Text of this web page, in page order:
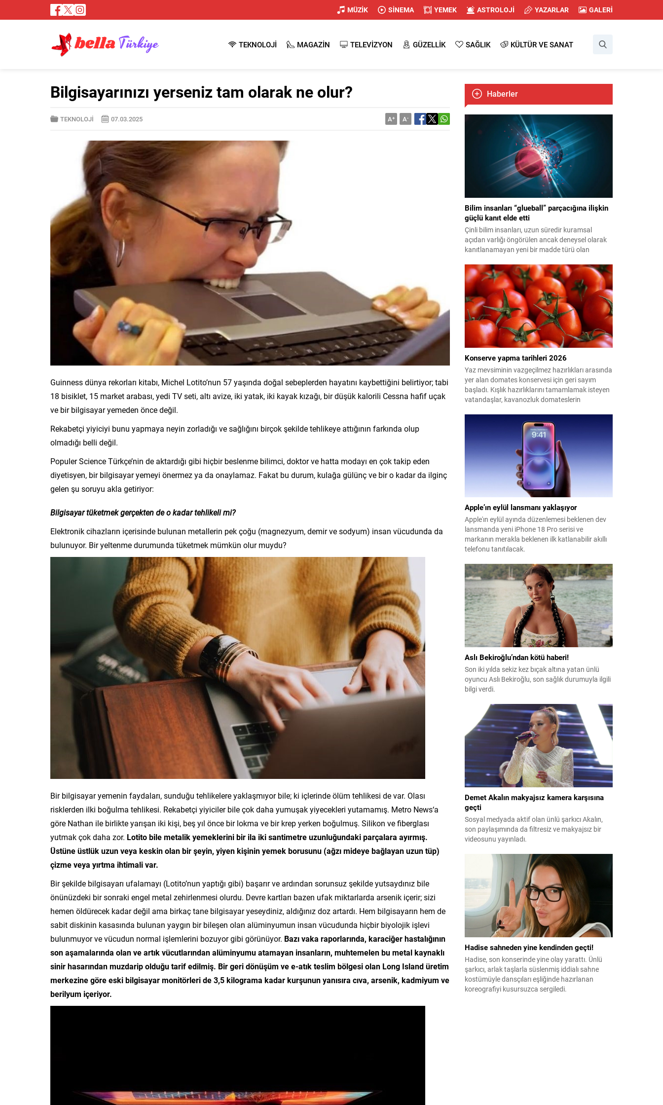
MÜZİK SİNEMA YEMEK ASTROLOJİ YAZARLAR GALERİ
TEKNOLOJİ MAGAZİN TELEVİZYON GÜZELLİK SAĞLIK KÜLTÜR VE SANAT
Bilgisayarınızı yerseniz tam olarak ne olur?
TEKNOLOJİ 07.03.2025 A+ A-
Guinness dünya rekorları kitabı, Michel Lotito’nun 57 yaşında doğal sebeplerden hayatını kaybettiğini belirtiyor; tabi
18 bisiklet, 15 market arabası, yedi TV seti, altı avize, iki yatak, iki kayak kızağı, bir düşük kalorili Cessna hafif uçak
ve bir bilgisayar yemeden önce değil.
Rekabetçi yiyiciyi bunu yapmaya neyin zorladığı ve sağlığını birçok şekilde tehlikeye attığının farkında olup
olmadığı belli değil.
Populer Science Türkçe’nin de aktardığı gibi hiçbir beslenme bilimci, doktor ve hatta modayı en çok takip eden
diyetisyen, bir bilgisayar yemeyi önermez ya da onaylamaz. Fakat bu durum, kulağa gülünç ve bir o kadar da ilginç
gelen şu soruyu akla getiriyor:
Bilgisayar tüketmek gerçekten de o kadar tehlikeli mi?
Elektronik cihazların içerisinde bulunan metallerin pek çoğu (magnezyum, demir ve sodyum) insan vücudunda da
bulunuyor. Bir yeltenme durumunda tüketmek mümkün olur muydu?
Bir bilgisayar yemenin faydaları, sunduğu tehlikelere yaklaşmıyor bile; ki içlerinde ölüm tehlikesi de var. Olası
risklerden ilki boğulma tehlikesi. Rekabetçi yiyiciler bile çok daha yumuşak yiyecekleri yutamamış. Metro News‘a
göre Nathan ile birlikte yarışan iki kişi, beş yıl önce bir lokma ve bir krep yerken boğulmuş. Silikon ve fiberglası
yutmak çok daha zor. Lotito bile metalik yemeklerini bir ila iki santimetre uzunluğundaki parçalara ayırmış.
Üstüne üstlük uzun veya keskin olan bir şeyin, yiyen kişinin yemek borusunu (ağzı mideye bağlayan uzun tüp)
çizme veya yırtma ihtimali var.
Bir şekilde bilgisayarı ufalamayı (Lotito’nun yaptığı gibi) başarır ve ardından sorunsuz şekilde yutsaydınız bile
önünüzdeki birsonraki engel metal zehirlenmesi olurdu. Devre kartları bazen ufak miktarlarda arsenik içerir; sizi
hemen öldürecek kadar değil ama birkaç tane bilgisayar yeseydiniz, aldığınız doz artardı. Hem bilgisayarın hem de
sabit diskinin kasasında bulunan yaygın bir bileşen olan alüminyumun insan vücudunda hiçbir biyolojik işlevi
bulunmuyor ve vücudun normal işlemlerini bozuyor gibi görünüyor. Bazı vaka raporlarında, karaciğer hastalığının
son aşamalarında olan ve artık vücutlarından alüminyumu atamayan insanların, muhtemelen bu metal kaynaklı
sinir hasarından muzdarip olduğu tarif edilmiş. Bir geri dönüşüm ve e-atık teslim bölgesi olan Long Island üretim
merkezine göre eski bilgisayar monitörleri de 3,5 kilograma kadar kurşunun yanısıra cıva, arsenik, kadmiyum ve
berilyum içeriyor.
Haberler
Bilim insanları “glueball” parçacığına ilişkin
güçlü kanıt elde etti
Çinli bilim insanları, uzun süredir kuramsal
açıdan varlığı öngörülen ancak deneysel olarak
kanıtlanamayan yeni bir madde türü olan
kanıt elde etti.
Konserve yapma tarihleri 2026
Yaz mevsiminin vazgeçilmez hazırlıkları arasında
yer alan domates konservesi için geri sayım
başladı. Kışlık hazırlıklarını tamamlamak isteyen
vatandaşlar, kavanozluk domateslerin
olacağını araştırıyor. Peki 2026'da konserve
yapılacak domates ne zaman çıkacak? İşte en
Apple’ın eylül lansmanı yaklaşıyor
Apple'ın eylül ayında düzenlemesi beklenen dev
lansmanda yeni iPhone 18 Pro serisi ve
markanın merakla beklenen ilk katlanabilir akıllı
telefonu tanıtılacak.
Aslı Bekiroğlu’ndan kötü haberi!
Son iki yılda sekiz kez bıçak altına yatan ünlü
oyuncu Aslı Bekiroğlu, son sağlık durumuyla ilgili
bilgi verdi.
Demet Akalın makyajsız kamera karşısına
geçti
Sosyal medyada aktif olan ünlü şarkıcı Akalın,
son paylaşımında da filtresiz ve makyajsız bir
videosunu yayınladı.
Hadise sahneden yine kendinden geçti!
Hadise, son konserinde yine olay yarattı. Ünlü
şarkıcı, arlak taşlarla süslenmiş iddialı sahne
kostümüyle dansçıları eşliğinde hazırlanan
koreografiyi kusursuzca sergiledi.